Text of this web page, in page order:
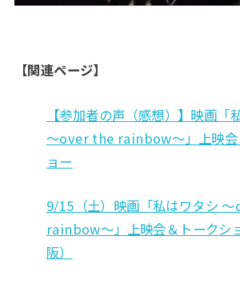
【関連ページ】
【参加者の声（感想）】映画「
〜over the rainbow〜」上映会
ョー
9/15（土）映画「私はワタシ
rainbow〜」上映会＆トークシ
阪）